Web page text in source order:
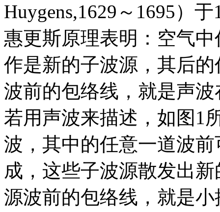
Huygens,1629～1695）
惠更斯原理表明：空气
作是新的子波源，其后
波前的包络线，就是声
若用声波来描述，如图1
波，其中的任意一道波
成，这些子波源散发出
源波前的包络线，就是